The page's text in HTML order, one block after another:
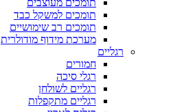
תומכים מעוצבים
תומכים למשקל כבד
תומכים רב שימושיים
מערכת מידוף מודולרית
רגליים
חמורים
רגלי סיכה
רגליים לשולחן
רגליים מתקפלות